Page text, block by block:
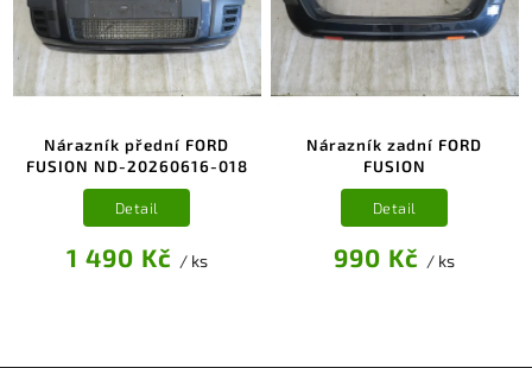
Nárazník přední FORD
FUSION ND-20260616-018
1 490 Kč / ks
Detail
Nárazník zadní FORD
FUSION
990 Kč / ks
Detail